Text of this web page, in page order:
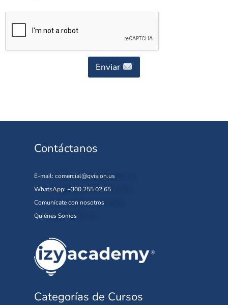
Enviar
Contáctanos
E-mail: comercial@qvision.us
WhatsApp: +300 255 02 65
Comunícate con nosotros
Quiénes Somos
Categorías de Cursos